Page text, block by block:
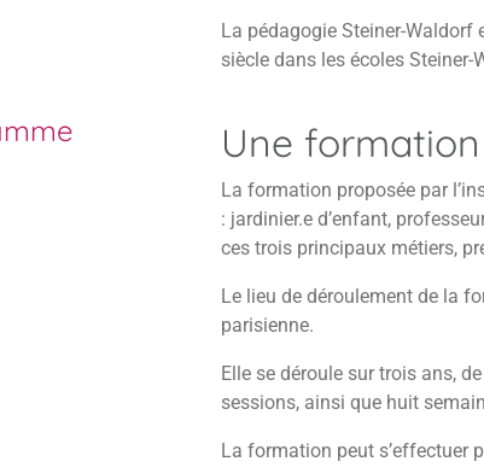
La pédagogie Steiner-Waldorf
siècle dans les écoles
Une
La formation proposée par
: jardinier.e d’enfant,
ces trois principaux métiers,
Le lieu de déroulement de la
parisienne.
Elle se déroule sur trois ans,
sessions, ainsi que huit
La formation peut s’effectuer